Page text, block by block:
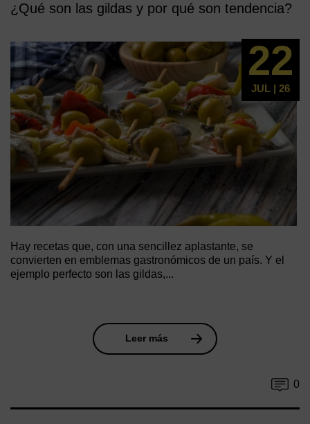
¿Qué son las gildas y por qué son tendencia?
22
JUL | 26
Hay recetas que, con una sencillez aplastante, se
convierten en emblemas gastronómicos de un país. Y el
ejemplo perfecto son las gildas,...
Leer más
0